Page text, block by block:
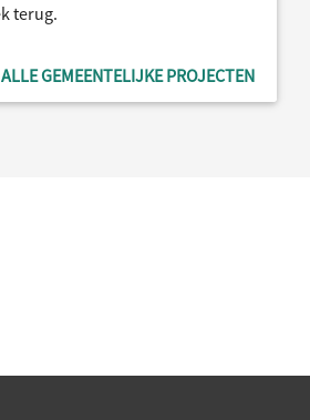
terug.
GEMEENTELIJKE PROJECTEN